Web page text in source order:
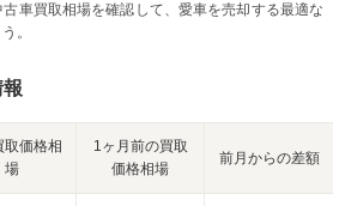
車買取相場を確認して、愛車を売却する最適な
。
取価格相
場
1ヶ月前の買取
価格相場
前月からの差額